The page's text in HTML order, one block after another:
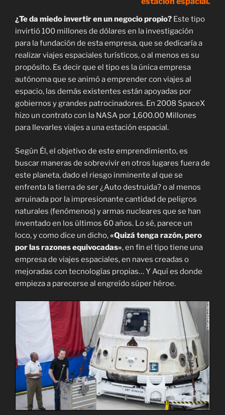
¿Te da miedo invertir en un negocio propio? Este tipo
invirtió 100 millones de dólares en la investigación
para la fundación de esta empresa, que se dedicaría a
realizar viajes espaciales turísticos, o al menos es su
propósito. Es decir que el tipo es la única empresa
autónoma que se animó a emprender con viajes al
espacio, las demás existentes están apoyadas por
gobiernos y grandes patrocinadores. En 2008 SpaceX
hizo un contrato con la NASA por 1,600.00 Millones
para llevarles viajes a una estación espacial.
Según Él, el objetivo de este emprendimiento, es
buscar maneras de sobrevivir en otros lugares fuera de
este planeta, dado el riesgo inminente al que se
enfrenta la tierra de ser ¿Auto destruida? o al menos
arruinada por la impresionante cantidad de peligros
naturales (fenómenos) y armas nucleares que se han
inventado en los últimos 60 años. Lo sé, parece un
loco, y como dice un dicho,«Quizá tenga razón, pero
por las razones equivocadas», en fin el tipo tiene una
empresa de viajes espaciales, en naves creadas o
mejoradas con tecnologías propias… Y Aquí es donde
empieza a parecerse al engreído súper héroe.